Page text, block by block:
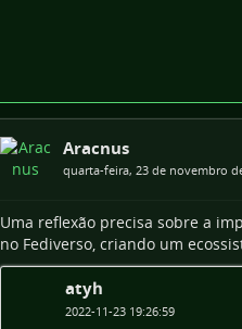
Aracnus
quarta-feira, 23 de novembro
Uma reflexão precisa sobre a
no Fediverso, criando um
atyh
2022-11-23 19:26:59